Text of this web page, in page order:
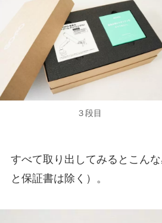
３段目
すべて取り出してみるとこん
と保証書は除く）。